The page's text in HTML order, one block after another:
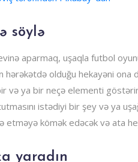
söylə
aparmaq, uşaqla futbol
hərəkətdə olduğu hekayəni ona
və ya bir neçə elementi
istədiyi bir şey və ya
etməyə kömək edəcək və ata
yaradın